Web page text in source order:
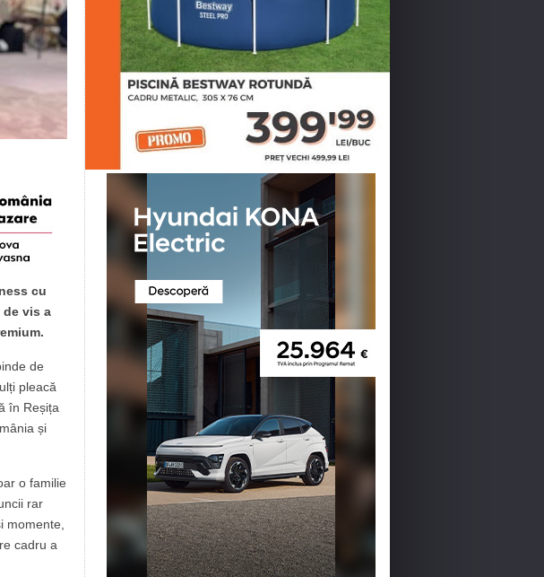
cu
vis a
de
pleacă
în Reșița
și
o familie
rar
cadru a